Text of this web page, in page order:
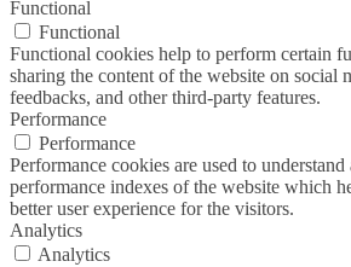
Functional
Functional
Functional cookies help to perform certain
sharing the content of the website on social
feedbacks, and other third-party features.
Performance
Performance
Performance cookies are used to
performance indexes of the website which
better user experience for the visitors.
Analytics
Analytics